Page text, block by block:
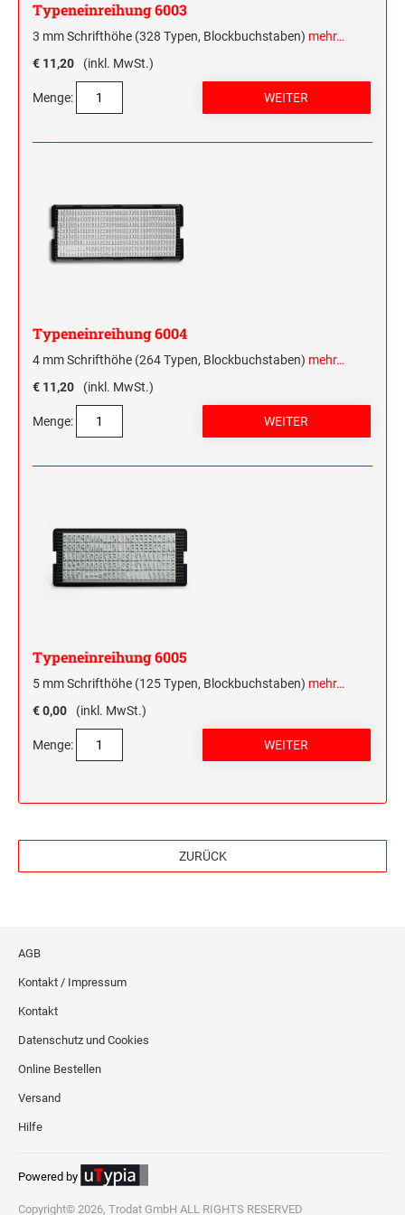
SONSTIGE CLASSIC LINE HANDSTEMPEL
CLASSIC LINE DATUMSTEMPEL +
HOLZRUNDSTEMPEL BIS 55 MM
STEMPELTRÄGER
Typeneinreihung 6003
3 mm Schrifthöhe (328 Typen, Blockbuchstaben) mehr…
€ 11,20
(inkl. MwSt.)
Menge:
Typeneinreihung 6004
4 mm Schrifthöhe (264 Typen, Blockbuchstaben) mehr…
€ 11,20
(inkl. MwSt.)
Menge:
Typeneinreihung 6005
5 mm Schrifthöhe (125 Typen, Blockbuchstaben) mehr…
€ 0,00
(inkl. MwSt.)
Menge:
ZURÜCK
AGB
Kontakt / Impressum
Kontakt
Datenschutz und Cookies
Online Bestellen
Versand
Hilfe
Powered by
Copyright© 2026, Trodat GmbH ALL RIGHTS RESERVED